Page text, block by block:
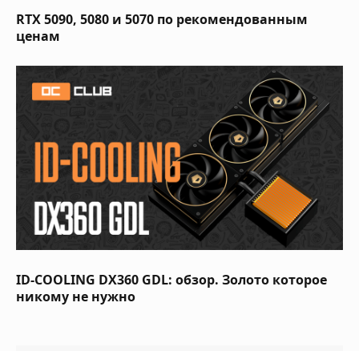
RTX 5090, 5080 и 5070 по рекомендованным
ценам
ID-COOLING DX360 GDL: обзор. Золото которое
никому не нужно